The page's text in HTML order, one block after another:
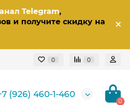
Telegram,
и получите скидку на
0 0
(926) 460-1-460
0